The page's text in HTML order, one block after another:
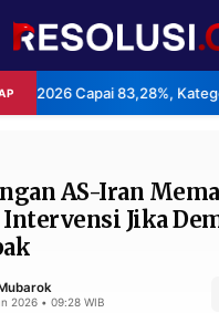
Kategori Sangat
TENTANG
IKLAN
PERSONA
AS-Iran
Intervensi Jika
2026 • 09:28 WIB